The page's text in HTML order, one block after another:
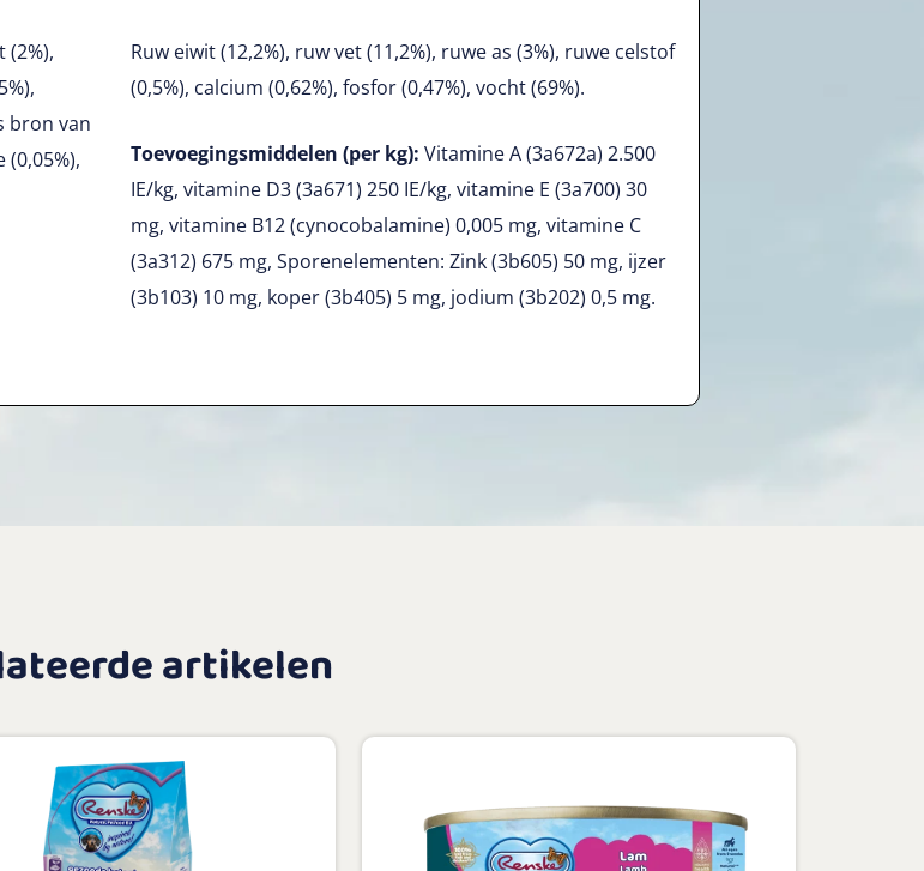
(2%),
bron van
Ruw eiwit (12,2%), ruw vet (11,2%), ruwe as (3%), ruwe celstof
(0,5%), calcium (0,62%), fosfor (0,47%), vocht (69%).
Toevoegingsmiddelen (per kg): Vitamine A (3a672a) 2.500
IE/kg, vitamine D3 (3a671) 250 IE/kg, vitamine E (3a700) 30
mg, vitamine B12 (cynocobalamine) 0,005 mg, vitamine C
(3a312) 675 mg, Sporenelementen: Zink (3b605) 50 mg, ijzer
(3b103) 10 mg, koper (3b405) 5 mg, jodium (3b202) 0,5 mg.
artikelen